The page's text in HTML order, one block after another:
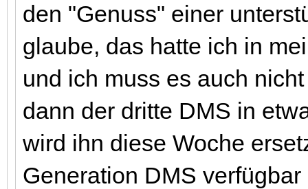
den "Genuss" einer
glaube, das hatte ich in
und ich muss es auch
dann der dritte DMS in
wird ihn diese Woche
Generation DMS